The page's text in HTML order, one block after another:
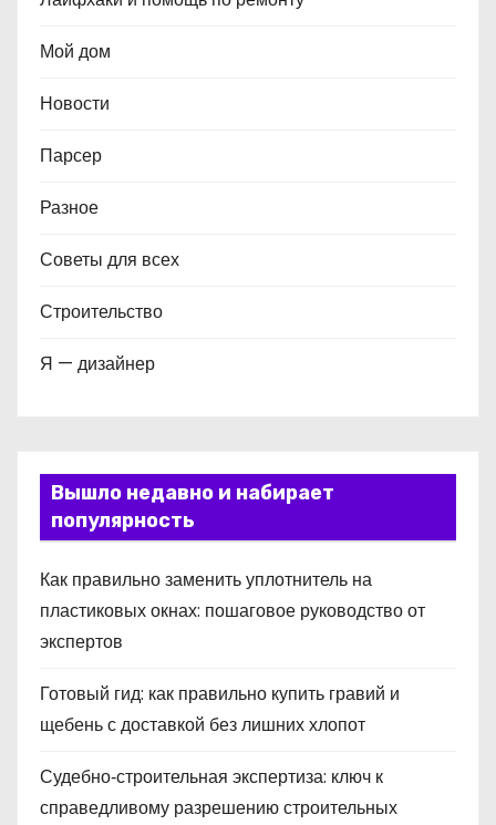
Мой дом
Новости
Парсер
Разное
Советы для всех
Строительство
Я — дизайнер
Вышло недавно и набирает
популярность
Как правильно заменить уплотнитель на
пластиковых окнах: пошаговое руководство от
экспертов
Готовый гид: как правильно купить гравий и
щебень с доставкой без лишних хлопот
Судебно‑строительная экспертиза: ключ к
справедливому разрешению строительных